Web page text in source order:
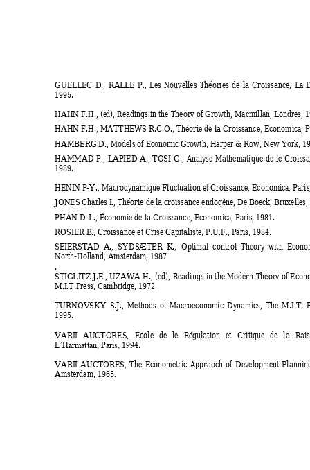
GUELLEC D., RALLE P., Les Nouvelles Théories de la Croissance, La
1995.
HAHN F.H., (ed), Readings in the Theory of Growth, Macmillan, Londres,
HAHN F.H., MATTHEWS R.C.O., Théorie de la Croissance, Economica,
HAMBERG D., Models of Economic Growth, Harper & Row, New York,
HAMMAD P., LAPIED A., TOSI G., Analyse Mathématique de le
1989.
HENINP-Y., Macrodynamique Fluctuation et Croissance, Economica,
JONES Charles I., Théorie de la croissance endogène, De Boeck,
PHAN D-L., Économie de la Croissance, Economica, Paris, 1981.
ROSIER B., Croissance et Crise Capitaliste, P.U.F., Paris, 1984.
SEIERSTAD A.,  SYDSÆTER  K., Optimal control Theory  with
North-Holland, Amsterdam, 1987
.
STIGLITZJ.E., UZAWA H., (ed), Readings in the Modern Theory of
M.I.T.Press, Cambridge, 1972.
TURNOVSKY S.J., Methods of Macroeconomic Dynamics, The M.I.T.
1995.
VARII AUCTORES, École de le Régulation et Critique de la
L’Harmattan, Paris, 1994.
VARII AUCTORES, The Econometric Appraoch of Development
Amsterdam, 1965.